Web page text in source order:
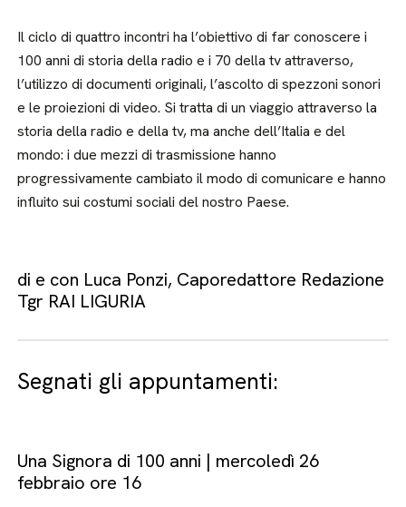
Il ciclo di quattro incontri ha l’obiettivo di far conoscere i
100 anni di storia della radio e i 70 della tv attraverso,
l’utilizzo di documenti originali, l’ascolto di spezzoni sonori
e le proiezioni di video. Si tratta di un viaggio attraverso la
storia della radio e della tv, ma anche dell’Italia e del
mondo: i due mezzi di trasmissione hanno
progressivamente cambiato il modo di comunicare e hanno
influito sui costumi sociali del nostro Paese.
di e con Luca Ponzi, Caporedattore Redazione
Tgr RAI LIGURIA
Segnati gli appuntamenti:
Una Signora di 100 anni | mercoledì 26
febbraio ore 16